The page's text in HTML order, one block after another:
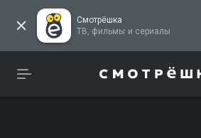
Смотрёшка
ТВ, фильмы и сериалы